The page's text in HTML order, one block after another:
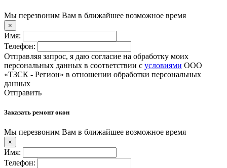
Мы перезвоним Вам в ближайшее возможное время
×
Имя:
Телефон:
Отправляя запрос, я даю согласие на обработку моих
персональных данных в соответствии с условиями ООО
«ТЗСК - Регион» в отношении обработки персональных
данных
Отправить
Заказать ремонт окон
Мы перезвоним Вам в ближайшее возможное время
×
Имя:
Телефон: